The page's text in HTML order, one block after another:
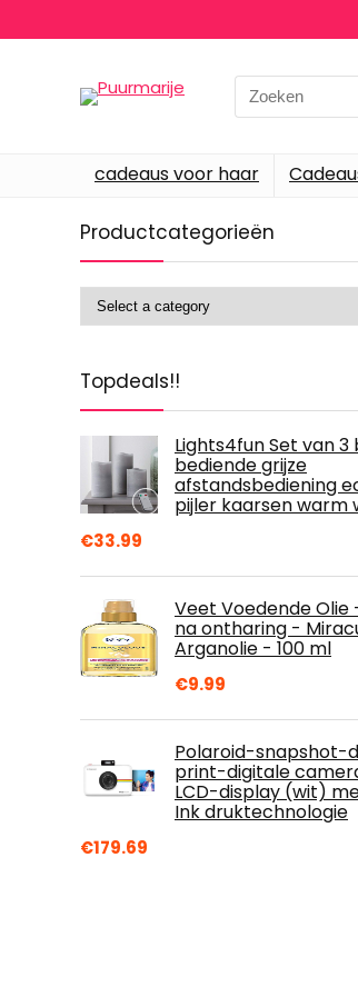
Search
for:
cadeaus voor haar
Productcategorieën
Topdeals!!
Lights4fun Set van
bediende grijze
afstandsbediening
pijler kaarsen warm
€33.99
Veet Voedende Olie
na ontharing -
Arganolie - 100 ml
€9.99
Polaroid-snapshot-
print-digitale
LCD-display (wit)
Ink druktechnologie
€179.69